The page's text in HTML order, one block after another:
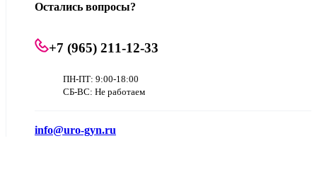
Остались вопросы?
+7 (965) 211-12-33
ПН-ПТ: 9:00-18:00
СБ-ВС: Не работаем
info@uro-gyn.ru